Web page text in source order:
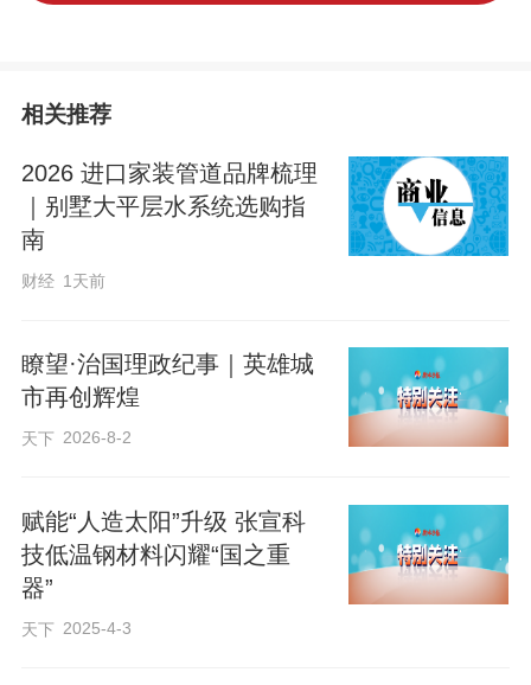
息，精准控温。仅燃气消耗，一年就能节
省百万元。
这股AI浪潮不是一家钢厂的独角戏。今年
河钢集团钢铁行业全域大模型“威赛博
业垂直大模型应用服务平台，汇聚160多个
案例，企业可以像“点菜”一样选大模型。
第一的河北，通过大模型正在重新定义：
钢铁是怎样炼成的。
编辑：贾扬阳
相关推荐
2026 进口家装管道品牌梳理
｜别墅大平层水系统选购指
南
财经 1天前
瞭望·治国理政纪事｜英雄城
市再创辉煌
天下 2026-8-2
赋能“人造太阳”升级 张宣科
技低温钢材料闪耀“国之重
器”
天下 2025-4-3